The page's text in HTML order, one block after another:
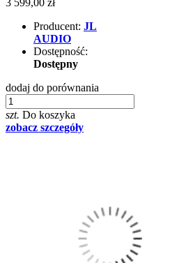
Producent: JL
AUDIO
Dostępność:
Dostępny
dodaj do porównania
szt. Do koszyka
zobacz szczegóły